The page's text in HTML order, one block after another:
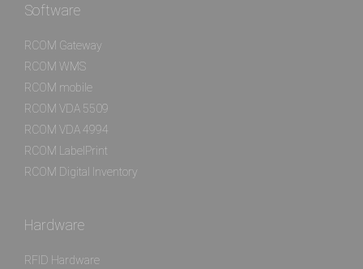
Software
RCOM Gateway
RCOM WMS
RCOM mobile
RCOM VDA 5509
RCOM VDA 4994
RCOM LabelPrint
RCOM Digital Inventory
Hardware
RFID Hardware